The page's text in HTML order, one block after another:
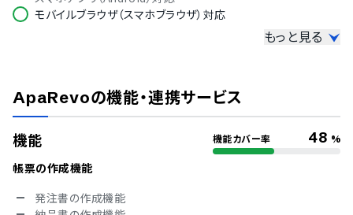
モバイルブラウザ（スマホブラウザ）対応
冗長化
通信の暗号化
IP制限
二要素認証・二段階認証
シングルサインオン
もっと見る
ApaRevoの機能・連携サービス
機能 機能カバー率 48 %
帳票の作成機能
発注書の作成機能